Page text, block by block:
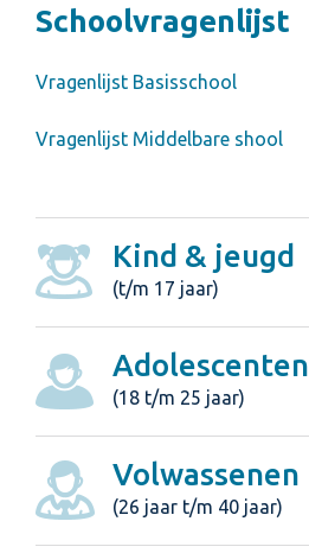
Schoolvragenlijst
Vragenlijst Basisschool
Vragenlijst Middelbare shool
Kind & jeugd
(t/m 17 jaar)
Adolescenten
(18 t/m 25 jaar)
Volwassenen
(26 jaar t/m 40 jaar)